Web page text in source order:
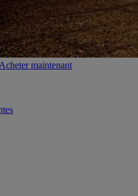
Acheter maintenant